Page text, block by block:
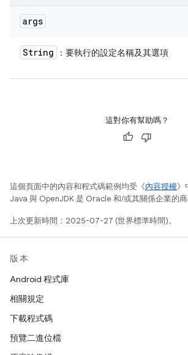
args
String ：要執行的設定名稱及其選項
這對你有幫助嗎？
這個頁面中的內容和程式碼範例均受《內容授權》
Java 與 OpenJDK 是 Oracle 和/或其關係企業的商
上次更新時間：2025-07-27 (世界標準時間)。
版本
Android 程式庫
相關規定
下載程式碼
預覽二進位檔